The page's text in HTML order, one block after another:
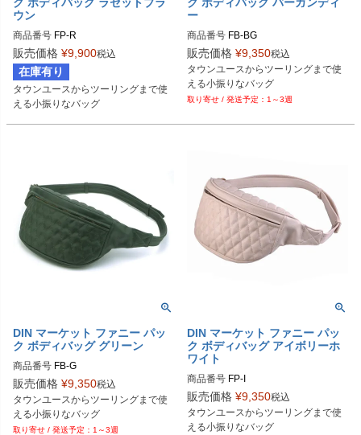
ウン
商品番号 FP-R
DIN MARKET（ディン マーケット）
販売価格 ¥9,900税込
在庫有り
タウンユースからツーリングまで使
える小振りなバッグ
ー
商品番号 FB-BG
DIN MARKET（ディン マーケット）
DIN MARKET（ディン マーケット）
販売価格 ¥9,350税込
タウンユースからツーリングまで使
える小振りなバッグ
1～3週
DIN マーケット ファニー パッ
ク ボディバッグ グリーン
商品番号 FB-G
DIN MARKET（ディン マーケット）
DIN MARKET（ディン マーケット）
販売価格 ¥9,350税込
タウンユースからツーリングまで使
える小振りなバッグ
1～3週
DIN マーケット ファニー パッ
ク ボディバッグ アイボリーホ
ワイト
商品番号 FP-I
DIN MARKET（ディン マーケット）
DIN MARKET（ディン マーケット）
販売価格 ¥9,350税込
タウンユースからツーリングまで使
える小振りなバッグ